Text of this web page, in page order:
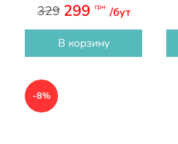
329 299 грн /бут
В корзину
-8%